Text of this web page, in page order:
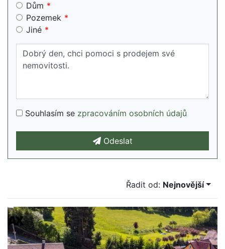
Dům
Pozemek
Jiné
Souhlasím se zpracováním osobních údajů
Odeslat
Řadit od: Nejnovější